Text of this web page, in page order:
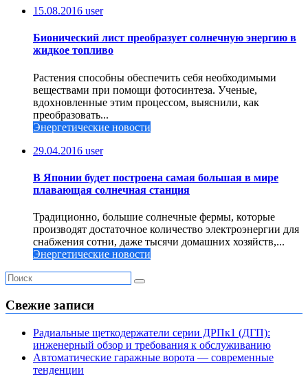
15.08.2016 user
Бионический лист преобразует солнечную энергию в
жидкое топливо
Растения способны обеспечить себя необходимыми
веществами при помощи фотосинтеза. Ученые,
вдохновленные этим процессом, выяснили, как
преобразовать...
Энергетические новости
29.04.2016 user
В Японии будет построена самая большая в мире
плавающая солнечная станция
Традиционно, большие солнечные фермы, которые
производят достаточное количество электроэнергии для
снабжения сотни, даже тысячи домашних хозяйств,...
Энергетические новости
Свежие записи
Радиальные щеткодержатели серии ДРПк1 (ДГП):
инженерный обзор и требования к обслуживанию
Автоматические гаражные ворота — современные
тенденции